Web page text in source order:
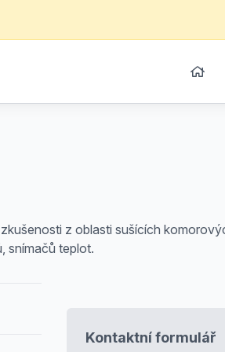
z oblasti sušících
snímačů teplot.
Kontaktní formulář